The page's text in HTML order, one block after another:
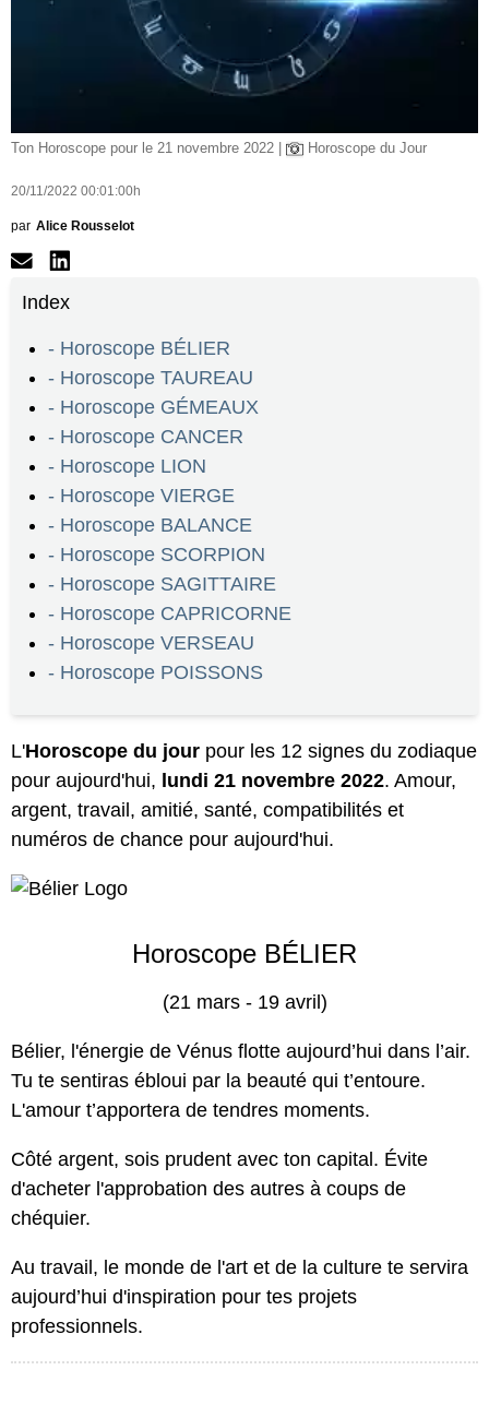
Ton Horoscope pour le 21 novembre 2022 | Horoscope du Jour
20/11/2022 00:01:00h
par Alice Rousselot
Index
- Horoscope BÉLIER
- Horoscope TAUREAU
- Horoscope GÉMEAUX
- Horoscope CANCER
- Horoscope LION
- Horoscope VIERGE
- Horoscope BALANCE
- Horoscope SCORPION
- Horoscope SAGITTAIRE
- Horoscope CAPRICORNE
- Horoscope VERSEAU
- Horoscope POISSONS
L'Horoscope du jour pour les 12 signes du zodiaque
pour aujourd'hui, lundi 21 novembre 2022. Amour,
argent, travail, amitié, santé, compatibilités et
numéros de chance pour aujourd'hui.
Horoscope BÉLIER
(21 mars - 19 avril)
Bélier, l'énergie de Vénus flotte aujourd’hui dans l’air.
Tu te sentiras ébloui par la beauté qui t’entoure.
L'amour t’apportera de tendres moments.
Côté argent, sois prudent avec ton capital. Évite
d'acheter l'approbation des autres à coups de
chéquier.
Au travail, le monde de l'art et de la culture te servira
aujourd’hui d'inspiration pour tes projets
professionnels.